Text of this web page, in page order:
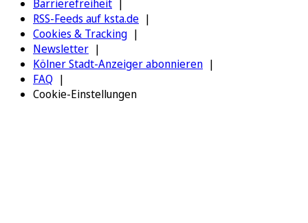
Barrierefreiheit
RSS-Feeds auf ksta.de
Cookies & Tracking
Newsletter
Kölner Stadt-Anzeiger abonnieren
FAQ
Cookie-Einstellungen